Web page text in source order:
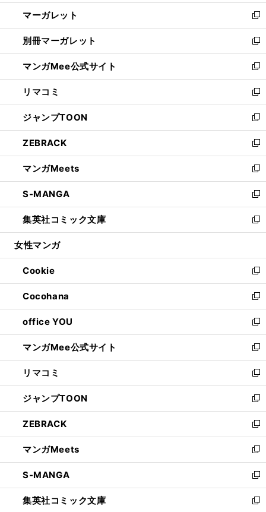
開
く
ウ
で
開
く
ン
ド
ウ
で
開
く
し
い
ウ
ィ
ン
ド
ウ
で
開
く
マーガレット
新
し
い
ウ
ィ
ン
ド
ウ
で
開
く
別冊マーガレット
新
し
い
ウ
ィ
ン
ド
ウ
で
開
く
マンガMee公式サイト
新
し
い
ウ
ィ
ン
ド
ウ
で
開
く
リマコミ
新
し
い
ウ
ィ
ン
ド
ウ
で
開
く
ジャンプTOON
新
し
い
ウ
ィ
ン
ド
ウ
で
開
ZEBRACK
新
し
い
ウ
ィ
ン
ド
ウ
開
く
マンガMeets
新
し
い
ウ
ィ
ン
ウ
で
開
く
S-MANGA
新
し
い
ウ
ン
ド
ウ
で
開
く
集英社コミック文庫
新
し
ウ
ィ
ン
ド
ウ
で
開
く
女性マンガ
Cookie
新
し
い
ウ
ィ
ン
ド
ウ
で
開
く
Cocohana
新
し
い
ウ
ィ
ン
ド
ウ
で
開
く
office YOU
新
し
い
ウ
ィ
ン
ド
ウ
で
開
く
マンガMee公式サイト
新
し
い
ウ
ィ
ン
ド
ウ
で
開
く
リマコミ
新
し
い
ウ
ィ
ン
ド
ウ
で
開
く
ジャンプTOON
新
し
い
ウ
ィ
ン
ド
ウ
で
ZEBRACK
新
し
い
ウ
ィ
ン
ド
マンガMeets
新
し
い
ウ
ィ
S-MANGA
新
し
い
集英社コミック文庫
新